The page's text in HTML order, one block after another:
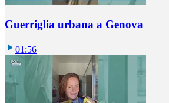
Guerriglia urbana a Genova
01:56